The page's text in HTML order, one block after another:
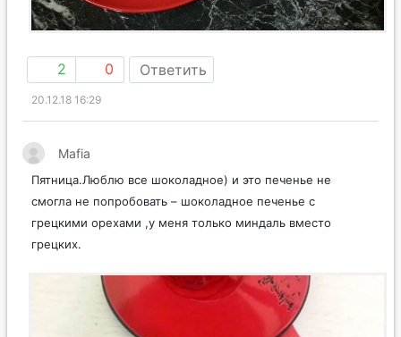
2 0 Ответить
20.12.18 16:29
Mafia
Пятница.Люблю все шоколадное) и это печенье не
смогла не попробовать – шоколадное печенье с
грецкими орехами ,у меня только миндаль вместо
грецких.